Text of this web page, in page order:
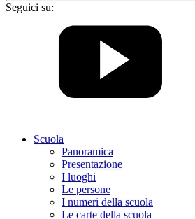
Seguici su:
Scuola
Panoramica
Presentazione
I luoghi
Le persone
I numeri della scuola
Le carte della scuola